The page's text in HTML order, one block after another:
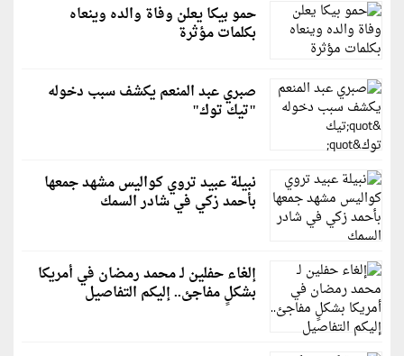
حمو بيكا يعلن وفاة والده وينعاه
بكلمات مؤثرة
صبري عبد المنعم يكشف سبب دخوله
"تيك توك"
نبيلة عبيد تروي كواليس مشهد جمعها
بأحمد زكي في شادر السمك
إلغاء حفلين لـ محمد رمضان في أمريكا
بشكلٍ مفاجئ.. إليكم التفاصيل